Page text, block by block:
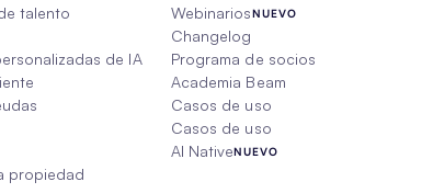
talento
de IA
propiedad
WebinariosNUEVO
Changelog
Programa de socios
Academia Beam
Casos de uso
Casos de uso
AI NativeNUEVO